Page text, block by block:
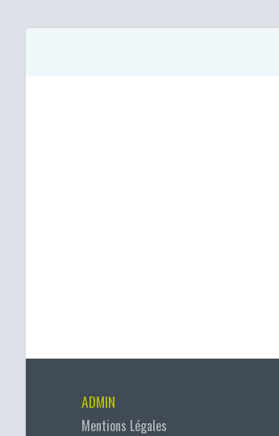
ADMIN
Mentions Légales